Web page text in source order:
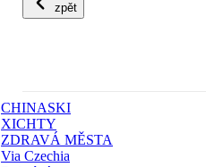
zpět
CHINASKI
XICHTY
ZDRAVÁ MĚSTA
Via Czechia